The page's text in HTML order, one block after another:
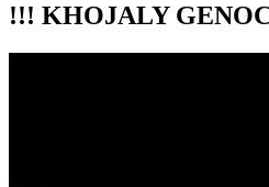
!!! KHOJALY